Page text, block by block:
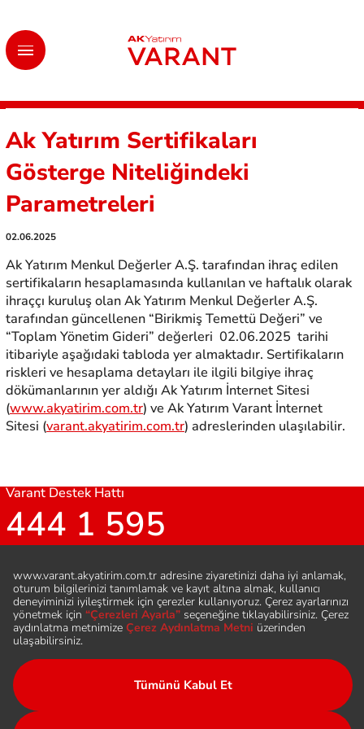
Ak Yatırım Sertifikaları
Gösterge Niteliğindeki
Parametreleri
02.06.2025
Ak Yatırım Menkul Değerler A.Ş. tarafından ihraç edilen
sertifikaların hesaplamasında kullanılan ve haftalık olarak
ihraççı kuruluş olan Ak Yatırım Menkul Değerler A.Ş.
tarafından güncellenen “Birikmiş Temettü Değeri” ve
“Toplam Yönetim Gideri” değerleri 02.06.2025 tarihi
itibariyle aşağıdaki tabloda yer almaktadır. Sertifikaların
riskleri ve hesaplama detayları ile ilgili bilgiye ihraç
dökümanlarının yer aldığı Ak Yatırım İnternet Sitesi
(www.akyatirim.com.tr) ve Ak Yatırım Varant İnternet
Sitesi (varant.akyatirim.com.tr) adreslerinden ulaşılabilir.
Varant Destek Hattı
444 1 595
Bizi Takip Edin
Hesap Aç
Şubeler ve İletişim
Varant Nedir
Varant Broşürü
Sertifika Nedir ?
Sözlük
Sıkça Sorulan Sorular
Çerez Aydınlatma Metni
KVKK Aydınlatma Metni